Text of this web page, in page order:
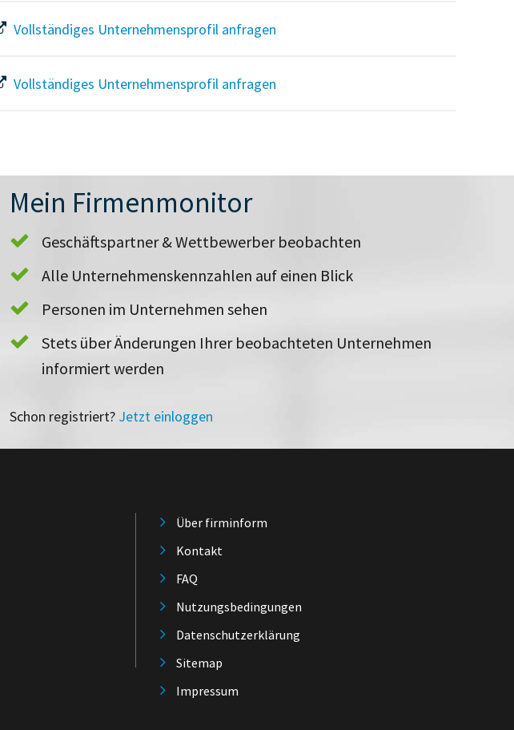
Vollständiges Unternehmensprofil anfragen
Vollständiges Unternehmensprofil anfragen
Mein Firmenmonitor
Geschäftspartner & Wettbewerber beobachten
Alle Unternehmenskennzahlen auf einen Blick
Personen im Unternehmen sehen
Stets über Änderungen Ihrer beobachteten Unternehmen
informiert werden
Schon registriert? Jetzt einloggen
Über firminform
Kontakt
FAQ
Nutzungsbedingungen
Datenschutzerklärung
Sitemap
Impressum